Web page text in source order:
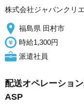
株式会社ジャパンクリ
福島県 田村市
時給1,300円
派遣社員
配送オペレーショ
ASP